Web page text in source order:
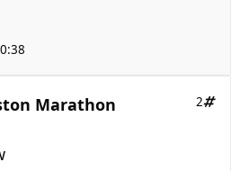
Marathon
2